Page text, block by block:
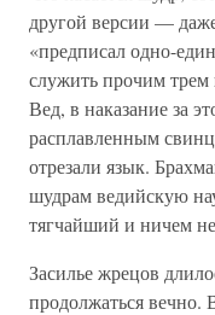
другой версии —
«предписал одно-
служить прочим трем
Вед, в наказание за
расплавленным
отрезали язык.
шудрам ведийскую
тягчайший и ничем
Засилье жрецов
продолжаться